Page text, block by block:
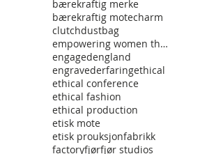
bærekraftig merke
bærekraftig motecharm
clutchdustbag
empowering women through fashon
engagedengland
engravederfaringethical
ethical conference
ethical fashion
ethical production
etisk mote
etisk prouksjonfabrikk
factoryfjørfjør studios